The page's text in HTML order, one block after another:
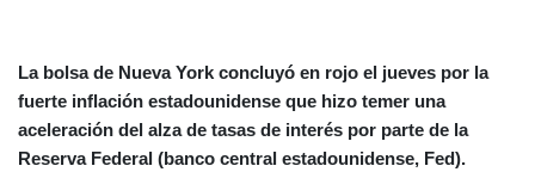
Noosha Aubel: Είναι σε θέση να αντιμετωπίσει τα προβλήματα
του Πότσδαμ;
Noosha Aubel: Zvládne problémy Postupimi?
La bolsa de Nueva York concluyó en rojo el jueves por la
fuerte inflación estadounidense que hizo temer una
aceleración del alza de tasas de interés por parte de la
Reserva Federal (banco central estadounidense, Fed).